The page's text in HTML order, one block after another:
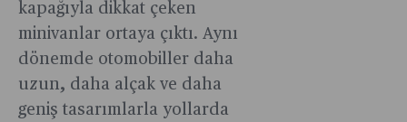
kapağıyla dikkat çeken
minivanlar ortaya çıktı. Aynı
dönemde otomobiller daha
uzun, daha alçak ve daha
geniş tasarımlarla yollarda